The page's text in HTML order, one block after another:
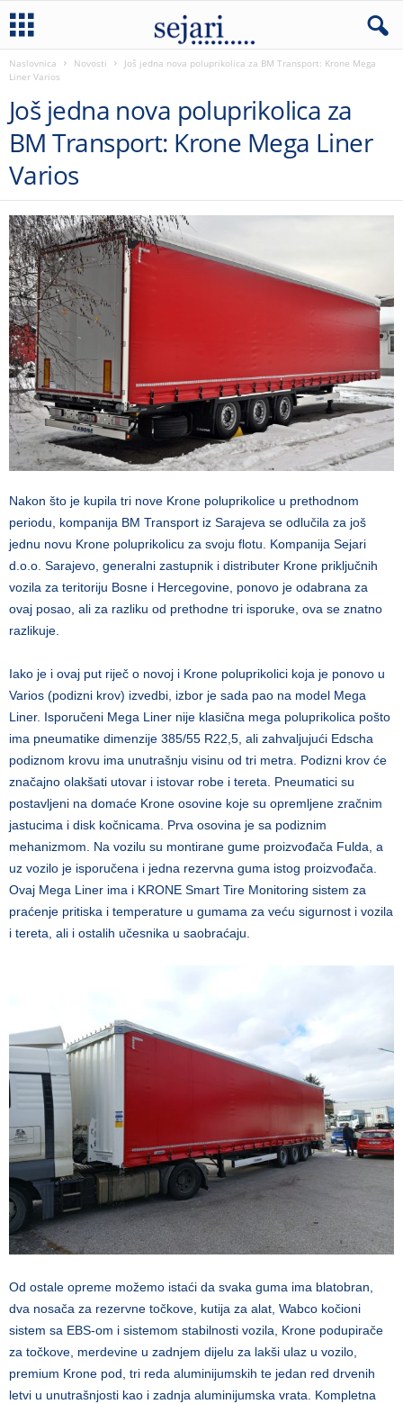
Naslovnica Novosti
Još jedna nova poluprikolica za BM Transport: Krone Mega
Liner Varios
Još jedna nova poluprikolica za
BM Transport: Krone Mega Liner
Varios
Nakon što je kupila tri nove Krone poluprikolice u prethodnom
periodu, kompanija BM Transport iz Sarajeva se odlučila za još
jednu novu Krone poluprikolicu za svoju flotu. Kompanija Sejari
d.o.o. Sarajevo, generalni zastupnik i distributer Krone priključnih
vozila za teritoriju Bosne i Hercegovine, ponovo je odabrana za
ovaj posao, ali za razliku od prethodne tri isporuke, ova se znatno
razlikuje.
Iako je i ovaj put riječ o novoj i Krone poluprikolici koja je ponovo u
Varios (podizni krov) izvedbi, izbor je sada pao na model Mega
Liner. Isporučeni Mega Liner nije klasična mega poluprikolica pošto
ima pneumatike dimenzije 385/55 R22,5, ali zahvaljujući Edscha
podiznom krovu ima unutrašnju visinu od tri metra. Podizni krov će
značajno olakšati utovar i istovar robe i tereta. Pneumatici su
postavljeni na domaće Krone osovine koje su opremljene zračnim
jastucima i disk kočnicama. Prva osovina je sa podiznim
mehanizmom. Na vozilu su montirane gume proizvođača Fulda, a
uz vozilo je isporučena i jedna rezervna guma istog proizvođača.
Ovaj Mega Liner ima i KRONE Smart Tire Monitoring sistem za
praćenje pritiska i temperature u gumama za veću sigurnost i vozila
i tereta, ali i ostalih učesnika u saobraćaju.
Od ostale opreme možemo istaći da svaka guma ima blatobran,
dva nosača za rezervne točkove, kutija za alat, Wabco kočioni
sistem sa EBS-om i sistemom stabilnosti vozila, Krone podupirače
za točkove, merdevine u zadnjem dijelu za lakši ulaz u vozilo,
premium Krone pod, tri reda aluminijumskih te jedan red drvenih
letvi u unutrašnjosti kao i zadnja aluminijumska vrata. Kompletna